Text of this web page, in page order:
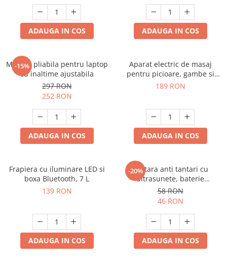
ADAUGA IN COS ADAUGA IN COS
-15%
Masuta pliabila pentru laptop
cu inaltime ajustabila
297 RON
252 RON
ADAUGA IN COS
Aparat electric de masaj
pentru picioare, gambe si
brate
189 RON
ADAUGA IN COS
Frapiera cu iluminare LED si
boxa Bluetooth, 7 L
139 RON
ADAUGA IN COS
-20%
Bratara anti tantari cu
ultrasunete, baterie
reincarcabila 90mAh
58 RON
46 RON
ADAUGA IN COS